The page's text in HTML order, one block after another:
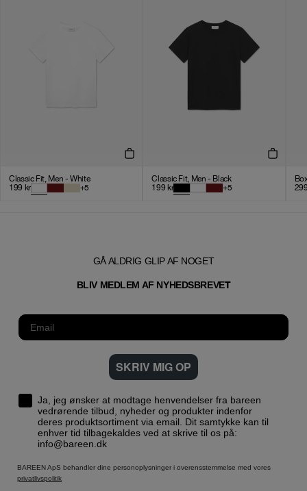
Classic Fit, Men - White
199 kr +5
Classic Fit, Men - Black
199 kr +5
GÅ ALDRIG GLIP AF NOGET
BLIV MEDLEM AF NYHEDSBREVET
SKRIV MIG OP
Ja, jeg ønsker at modtage henvendelser fra bareen
vedrørende tilbud, nyheder og produkter indenfor
deres produktsortiment via email. Dit samtykke kan til
enhver tid tilbagekaldes ved at skrive til os på:
info@bareen.dk
BAREEN ApS behandler dine personoplysninger i overensstemmelse med vores
privatlivspolitik